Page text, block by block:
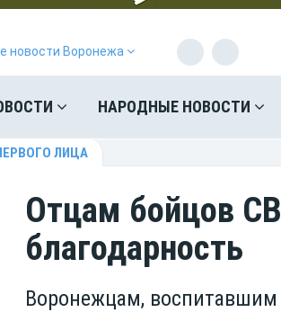
новости Воронежа
НАРОДНЫЕ НОВОСТИ
ЛИЦА
Отцам бойцов
благодарность
Воронежцам, воспитавшим